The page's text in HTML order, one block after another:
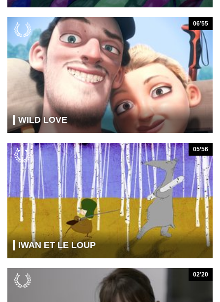
WILD LOVE
06’55
IWAN ET LE LOUP
05’56
02’20